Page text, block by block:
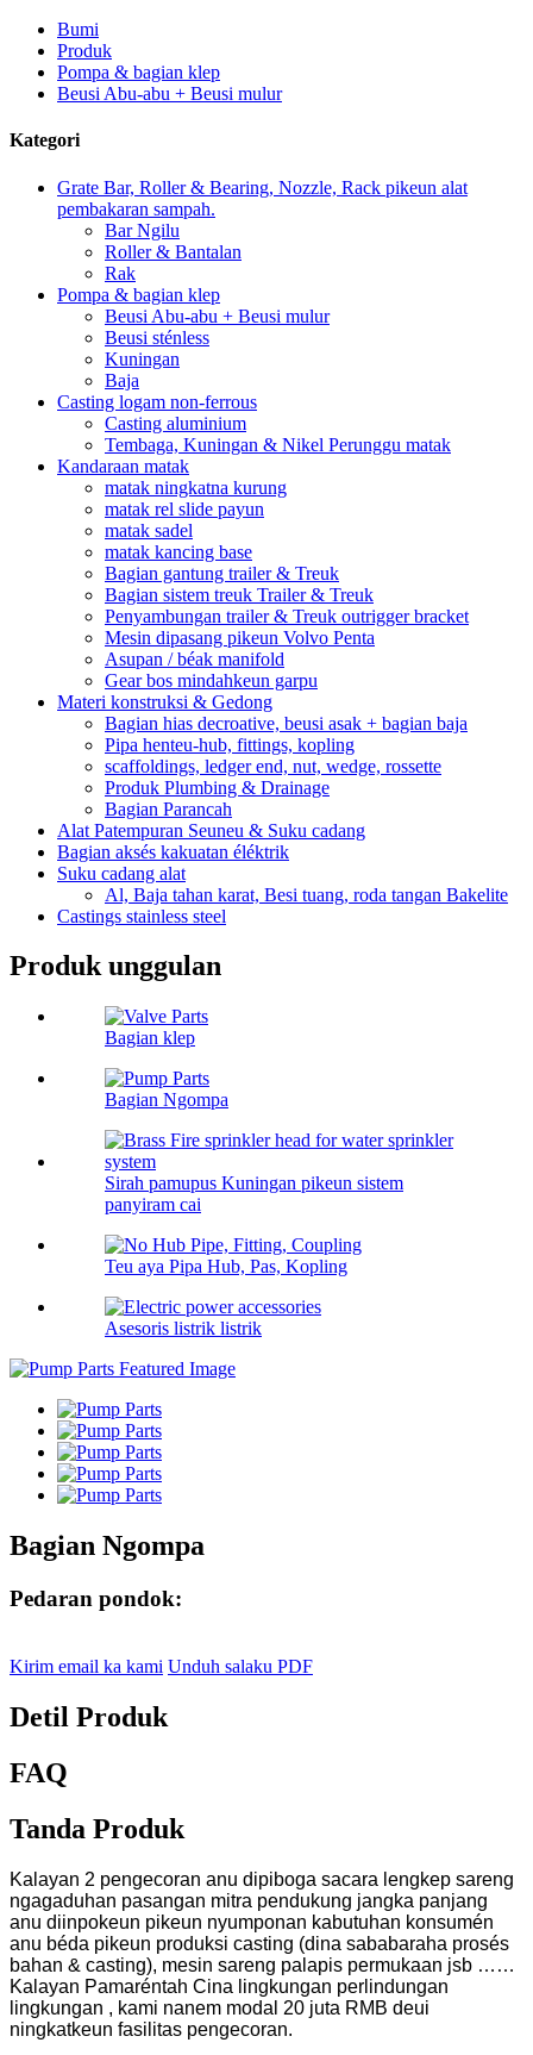
Bumi
Produk
Pompa & bagian klep
Beusi Abu-abu + Beusi mulur
Kategori
Grate Bar, Roller & Bearing, Nozzle, Rack pikeun alat
pembakaran sampah.
Bar Ngilu
Roller & Bantalan
Rak
Pompa & bagian klep
Beusi Abu-abu + Beusi mulur
Beusi sténless
Kuningan
Baja
Casting logam non-ferrous
Casting aluminium
Tembaga, Kuningan & Nikel Perunggu matak
Kandaraan matak
matak ningkatna kurung
matak rel slide payun
matak sadel
matak kancing base
Bagian gantung trailer & Treuk
Bagian sistem treuk Trailer & Treuk
Penyambungan trailer & Treuk outrigger bracket
Mesin dipasang pikeun Volvo Penta
Asupan / béak manifold
Gear bos mindahkeun garpu
Materi konstruksi & Gedong
Bagian hias decroative, beusi asak + bagian baja
Pipa henteu-hub, fittings, kopling
scaffoldings, ledger end, nut, wedge, rossette
Produk Plumbing & Drainage
Bagian Parancah
Alat Patempuran Seuneu & Suku cadang
Bagian aksés kakuatan éléktrik
Suku cadang alat
Al, Baja tahan karat, Besi tuang, roda tangan Bakelite
Castings stainless steel
Produk unggulan
Bagian klep
Bagian Ngompa
Sirah pamupus Kuningan pikeun sistem
panyiram cai
Teu aya Pipa Hub, Pas, Kopling
Asesoris listrik listrik
Bagian Ngompa
Pedaran pondok:
Kirim email ka kami Unduh salaku PDF
Detil Produk
FAQ
Tanda Produk
Kalayan 2 pengecoran anu dipiboga sacara lengkep sareng
ngagaduhan pasangan mitra pendukung jangka panjang
anu diinpokeun pikeun nyumponan kabutuhan konsumén
anu béda pikeun produksi casting (dina sababaraha prosés
bahan & casting), mesin sareng palapis permukaan jsb ……
Kalayan Pamaréntah Cina lingkungan perlindungan
lingkungan , kami nanem modal 20 juta RMB deui
ningkatkeun fasilitas pengecoran.